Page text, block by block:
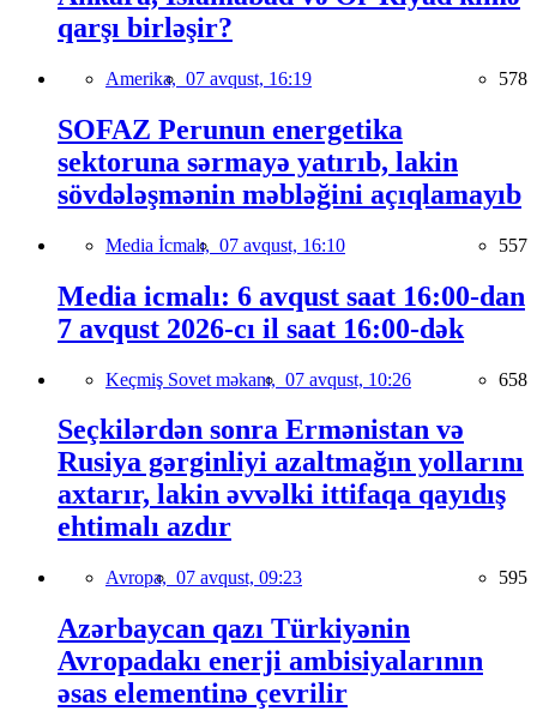
qarşı birləşir?
Amerika, 07 avqust, 16:19 578
SOFAZ Perunun energetika
sektoruna sərmayə yatırıb, lakin
sövdələşmənin məbləğini açıqlamayıb
Media İcmalı, 07 avqust, 16:10 557
Media icmalı: 6 avqust saat 16:00-dan
7 avqust 2026-cı il saat 16:00-dək
Keçmiş Sovet məkanı, 07 avqust, 10:26 658
Seçkilərdən sonra Ermənistan və
Rusiya gərginliyi azaltmağın yollarını
axtarır, lakin əvvəlki ittifaqa qayıdış
ehtimalı azdır
Avropa, 07 avqust, 09:23 595
Azərbaycan qazı Türkiyənin
Avropadakı enerji ambisiyalarının
əsas elementinə çevrilir